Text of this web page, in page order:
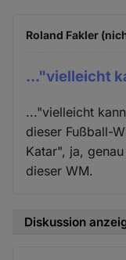
Roland Fakler
..."vielleicht
..."vielleicht
dieser Fußball-
Katar", ja,
dieser WM.
Diskussion